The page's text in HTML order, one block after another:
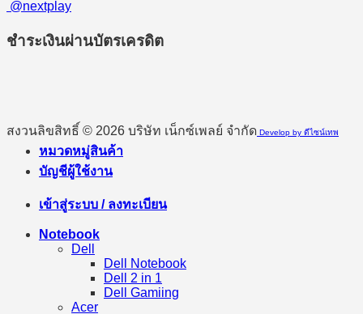
@nextplay
ชำระเงินผ่านบัตรเครดิต
สงวนลิขสิทธิ์ © 2026 บริษัท เน็กซ์เพลย์ จำกัด Develop by ดีไซน์เทพ
หมวดหมู่สินค้า
บัญชีผู้ใช้งาน
เข้าสู่ระบบ / ลงทะเบียน
Notebook
Dell
Dell Notebook
Dell 2 in 1
Dell Gamiing
Acer